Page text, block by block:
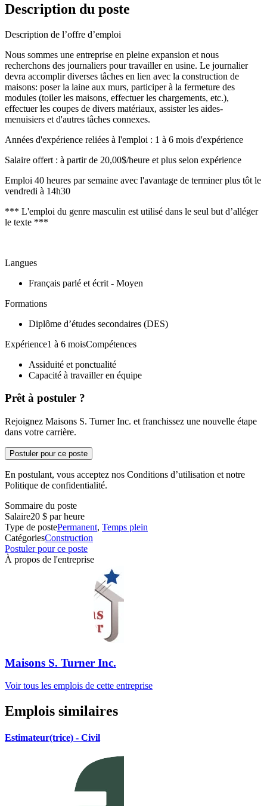
Description du poste
Description de l’offre d’emploi
Nous sommes une entreprise en pleine expansion et nous
recherchons des journaliers pour travailler en usine. Le journalier
devra accomplir diverses tâches en lien avec la construction de
maisons: poser la laine aux murs, participer à la fermeture des
modules (toiler les maisons, effectuer les chargements, etc.),
effectuer les coupes de divers matériaux, assister les aides-
menuisiers et d'autres tâches connexes.
Années d'expérience reliées à l'emploi : 1 à 6 mois d'expérience
Salaire offert : à partir de 20,00$/heure et plus selon expérience
Emploi 40 heures par semaine avec l'avantage de terminer plus tôt le
vendredi à 14h30
*** L'emploi du genre masculin est utilisé dans le seul but d’alléger
le texte ***
Langues
Français parlé et écrit - Moyen
Formations
Diplôme d’études secondaires (DES)
Expérience1 à 6 moisCompétences
Assiduité et ponctualité
Capacité à travailler en équipe
Prêt à postuler ?
Rejoignez Maisons S. Turner Inc. et franchissez une nouvelle étape
dans votre carrière.
Postuler pour ce poste
En postulant, vous acceptez nos Conditions d’utilisation et notre
Politique de confidentialité.
Sommaire du poste
Salaire20 $ par heure
Type de postePermanent, Temps plein
CatégoriesConstruction
Postuler pour ce poste
À propos de l'entreprise
Maisons S. Turner Inc.
Voir tous les emplois de cette entreprise
Emplois similaires
Estimateur(trice) - Civil